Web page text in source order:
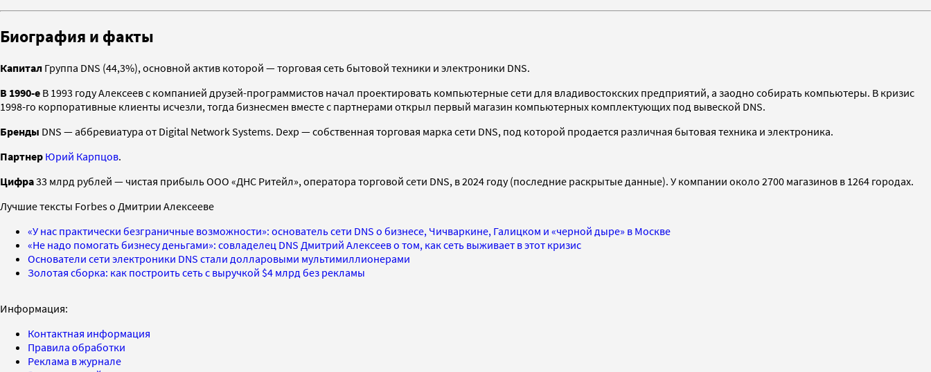
Биография и факты
Капитал Группа DNS (44,3%), основной актив которой — торговая сеть бытовой техники и электроники DNS.
В 1990-е В 1993 году Алексеев с компанией друзей-программистов начал проектировать компьютерные сети для владивостокских предприятий, а заодно собирать компьютеры. В кризис
1998-го корпоративные клиенты исчезли, тогда бизнесмен вместе с партнерами открыл первый магазин компьютерных комплектующих под вывеской DNS.
Бренды DNS — аббревиатура от Digital Network Systems. Dexp — собственная торговая марка сети DNS, под которой продается различная бытовая техника и электроника.
Партнер Юрий Карпцов.
Цифра33 млрд рублей — чистая прибыль ООО «ДНС Ритейл», оператора торговой сети DNS, в 2024 году (последние раскрытые данные). У компании около 2700 магазинов в 1264 городах.
Лучшие тексты Forbes о Дмитрии Алексееве
«У нас практически безграничные возможности»: основатель сети DNS о бизнесе, Чичваркине, Галицком и «черной дыре» в Москве
«Не надо помогать бизнесу деньгами»: совладелец DNS Дмитрий Алексеев о том, как сеть выживает в этот кризис
Основатели сети электроники DNS стали долларовыми мультимиллионерами
Золотая сборка: как построить сеть с выручкой $4 млрд без рекламы
Информация:
Контактная информация
Правила обработки
Реклама в журнале